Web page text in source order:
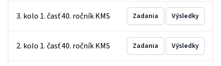
3. kolo 1. časť 40. ročník KMS Zadania Výsledky
2. kolo 1. časť 40. ročník KMS Zadania Výsledky